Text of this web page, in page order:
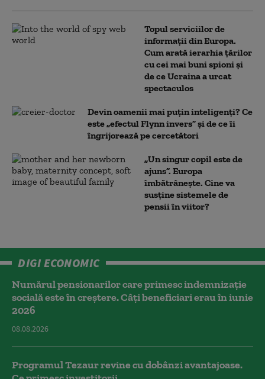
Topul serviciilor de
informații din Europa.
Cum arată ierarhia țărilor
cu cei mai buni spioni și
de ce Ucraina a urcat
spectaculos
Devin oamenii mai puțin inteligenți? Ce
este „efectul Flynn invers” și de ce îi
îngrijorează pe cercetători
„Un singur copil este de
ajuns”. Europa
îmbătrânește. Cine va
susține sistemele de
pensii în viitor?
DIGI ECONOMIC
Numărul pensionarilor care primesc indemnizaţie
socială este în creștere. Câți beneficiari erau în iunie
2026
08.08.2026
Programul Tezaur revine cu dobânzi avantajoase.